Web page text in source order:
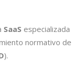
SaaS especializada
normativo de
).